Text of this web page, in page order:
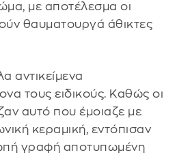
με αποτέλεσμα οι
θαυματουργά άθικτες
αντικείμενα
τους ειδικούς. Καθώς οι
αυτό που έμοιαζε με
κεραμική, εντόπισαν
γραφή αποτυπωμένη